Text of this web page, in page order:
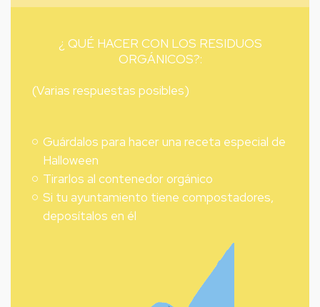
¿ QUÉ HACER CON LOS RESIDUOS
ORGÁNICOS?:
(Varias respuestas posibles)
Guárdalos para hacer una receta especial de
Halloween
Tirarlos al contenedor orgánico
Si tu ayuntamiento tiene compostadores,
deposítalos en él